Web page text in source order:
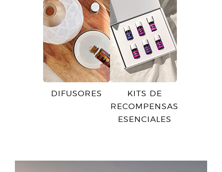
DIFUSORES
KITS DE
RECOMPENSAS
ESENCIALES